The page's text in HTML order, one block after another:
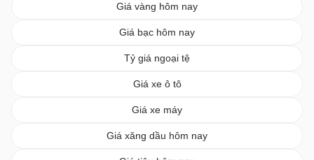
Giá vàng hôm nay
Giá bạc hôm nay
Tỷ giá ngoại tệ
Giá xe ô tô
Giá xe máy
Giá xăng dầu hôm nay